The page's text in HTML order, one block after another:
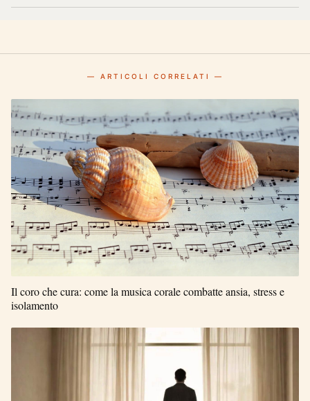
— ARTICOLI CORRELATI —
Il coro che cura: come la musica corale combatte ansia, stress e
isolamento